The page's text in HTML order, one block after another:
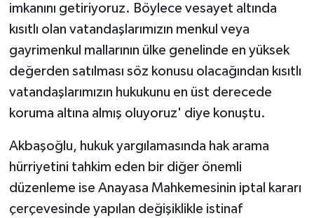
imkanını getiriyoruz. Böylece vesayet altında
kısıtlı olan vatandaşlarımızın menkul veya
gayrimenkul mallarının ülke genelinde en yüksek
değerden satılması söz konusu olacağından kısıtlı
vatandaşlarımızın hukukunu en üst derecede
koruma altına almış oluyoruz' diye konuştu.
Akbaşoğlu, hukuk yargılamasında hak arama
hürriyetini tahkim eden bir diğer önemli
düzenleme ise Anayasa Mahkemesinin iptal kararı
çerçevesinde yapılan değişiklikle istinaf